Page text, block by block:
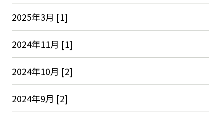
2025年3月 [1]
2024年11月 [1]
2024年10月 [2]
2024年9月 [2]